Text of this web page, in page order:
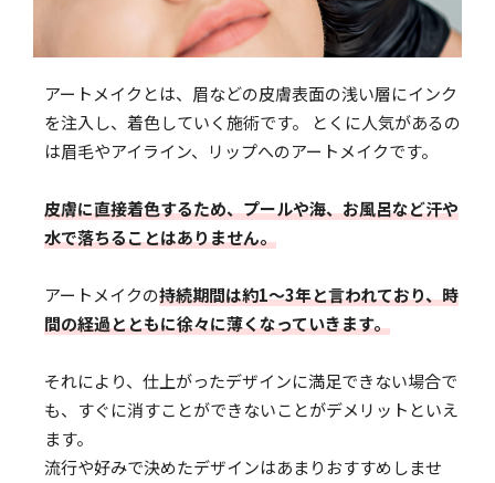
アートメイクとは、眉などの皮膚表面の浅い層にインク
を注入し、着色していく施術です。 とくに人気があるの
は眉毛やアイライン、リップへのアートメイクです。
皮膚に直接着色するため、プールや海、お風呂など汗や
水で落ちることはありません。
アートメイクの持続期間は約1〜3年と言われており、時
間の経過とともに徐々に薄くなっていきます。
それにより、仕上がったデザインに満足できない場合で
も、すぐに消すことができないことがデメリットといえ
ます。
流行や好みで決めたデザインはあまりおすすめしませ